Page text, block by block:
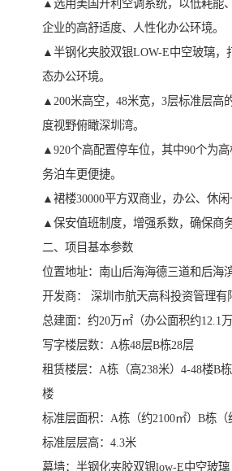
▲选用美国开利空调系统，以低耗能
企业的高舒适度、人性化办公环境。
▲半钢化夹胶双银LOW-E中空玻璃，
态办公环境。
▲200米高空，48米宽，3层标准层高
度视野俯瞰深圳湾。
▲920个高配置停车位，其中90个为
务泊车更便捷。
▲裙楼30000平方双商业，办公、休闲
▲保安值班制度，增强系数，确保商
二、项目基本参数
位置地址：南山后海海德三道和后海
开发商： 深圳市航天高科投资管理有
总建面：约20万㎡（办公面积约12.1万
写字楼层数：A栋48层B栋28层
租赁楼层：A栋（高238米）4-48楼B
楼
标准层面积：A栋（约2100㎡）B栋（
标准层层高：4.3米
幕墙：半钢化夹胶双银low-E中空玻璃